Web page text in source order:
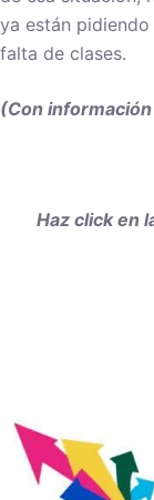
ya están
falta de clases.
(Con
Haz click en